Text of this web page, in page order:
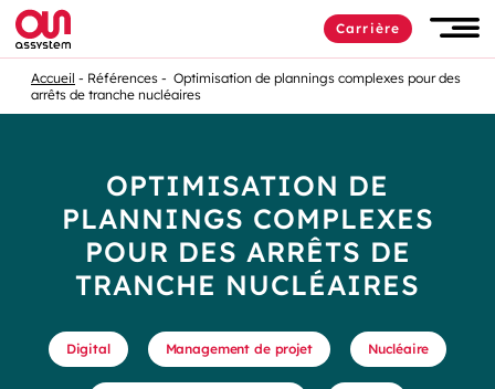
Carrière
Accueil Références
Optimisation de plannings complexes pour des
arrêts de tranche nucléaires
OPTIMISATION DE
PLANNINGS COMPLEXES
POUR DES ARRÊTS DE
TRANCHE NUCLÉAIRES
Digital Management de projet Nucléaire